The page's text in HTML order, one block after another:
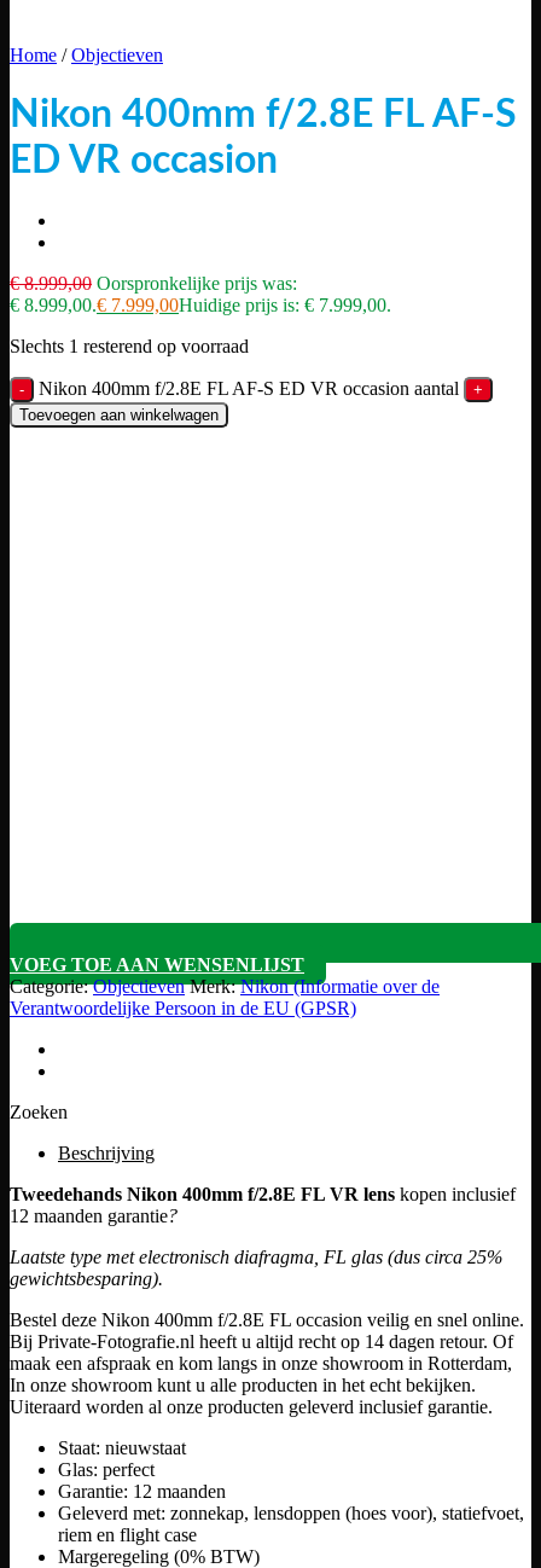
Home / Objectieven
Nikon 400mm f/2.8E FL AF-S
ED VR occasion
€8.999,00 Oorspronkelijke prijs was:
€ 8.999,00.€ 7.999,00Huidige prijs is: € 7.999,00.
Slechts 1 resterend op voorraad
Nikon 400mm f/2.8E FL AF-S ED VR occasion aantal
Toevoegen aan winkelwagen
VOEG TOE AAN WENSENLIJST
Categorie:Objectieven Merk:Nikon (Informatie over de
Verantwoordelijke Persoon in de EU (GPSR)
Zoeken
Beschrijving
Tweedehands Nikon 400mm f/2.8E FL VR lens kopen inclusief
12 maanden garantie?
Laatste type met electronisch diafragma, FL glas (dus circa 25%
gewichtsbesparing).
Bestel deze Nikon 400mm f/2.8E FL occasion veilig en snel online.
Bij Private-Fotografie.nl heeft u altijd recht op 14 dagen retour. Of
maak een afspraak en kom langs in onze showroom in Rotterdam,
In onze showroom kunt u alle producten in het echt bekijken.
Uiteraard worden al onze producten geleverd inclusief garantie.
Staat: nieuwstaat
Glas: perfect
Garantie: 12 maanden
Geleverd met: zonnekap, lensdoppen (hoes voor), statiefvoet,
riem en flight case
Margeregeling (0% BTW)